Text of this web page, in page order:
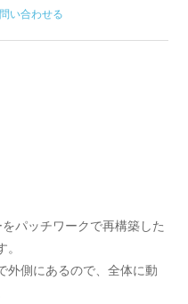
い合わせる
パッチワークで再構築した
外側にあるので、全体に動